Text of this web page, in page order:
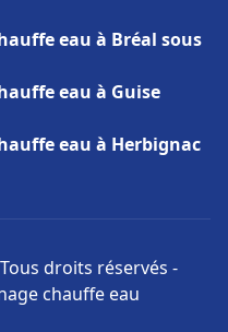
eau à Bréal sous
eau à Guise
eau à Herbignac
droits réservés -
chauffe eau